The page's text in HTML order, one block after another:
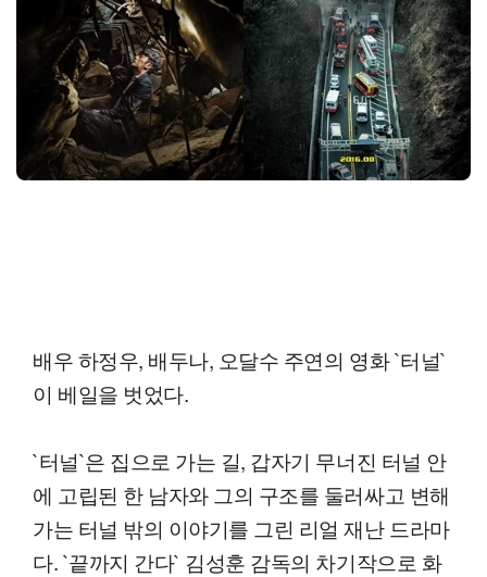
배우 하정우, 배두나, 오달수 주연의 영화 `터널`
이 베일을 벗었다.
`터널`은 집으로 가는 길, 갑자기 무너진 터널 안
에 고립된 한 남자와 그의 구조를 둘러싸고 변해
가는 터널 밖의 이야기를 그린 리얼 재난 드라마
다. `끝까지 간다` 김성훈 감독의 차기작으로 화